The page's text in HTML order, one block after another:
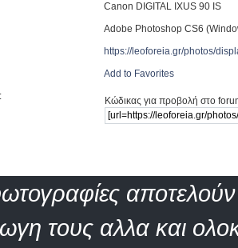
Canon DIGITAL IXUS 90 IS
Adobe Photoshop CS6
https://leoforeia.gr/photos/
Add to Favorites
Κώδικας για προβολή στο
αποτελούν
τους αλλα και